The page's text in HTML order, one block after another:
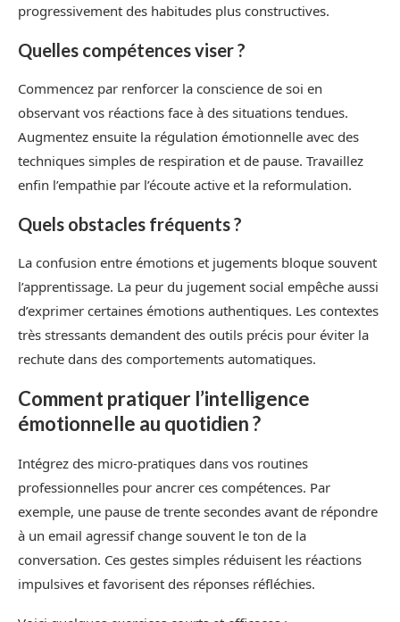
progressivement des habitudes plus constructives.
Quelles compétences viser ?
Commencez par renforcer la conscience de soi en
observant vos réactions face à des situations tendues.
Augmentez ensuite la régulation émotionnelle avec des
techniques simples de respiration et de pause. Travaillez
enfin l’empathie par l’écoute active et la reformulation.
Quels obstacles fréquents ?
La confusion entre émotions et jugements bloque souvent
l’apprentissage. La peur du jugement social empêche aussi
d’exprimer certaines émotions authentiques. Les contextes
très stressants demandent des outils précis pour éviter la
rechute dans des comportements automatiques.
Comment pratiquer l’intelligence
émotionnelle au quotidien ?
Intégrez des micro-pratiques dans vos routines
professionnelles pour ancrer ces compétences. Par
exemple, une pause de trente secondes avant de répondre
à un email agressif change souvent le ton de la
conversation. Ces gestes simples réduisent les réactions
impulsives et favorisent des réponses réfléchies.